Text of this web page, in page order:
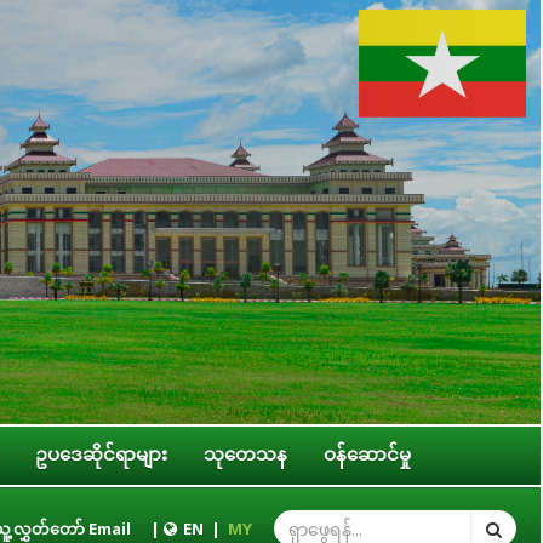
ဥပဒေဆိုင်ရာများ သုတေသန ဝန်ဆောင်မှု
များနှင့် တွေ့ဆုံ တတိယအကြိမ် ပြည်သူ့လွှတ်တော် ဒုတိယပုံမှန်အစည်းအဝေ
လွှတ်တော် Email | EN | MY